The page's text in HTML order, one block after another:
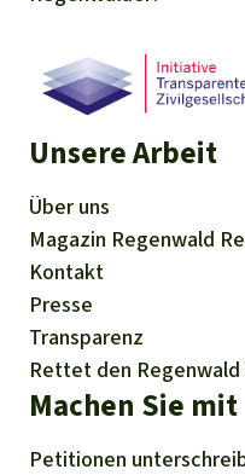
Unsere Arbeit
Über uns
Magazin Regenwald
Kontakt
Presse
Transparenz
Rettet den Regenwald
Machen Sie mit
Petitionen